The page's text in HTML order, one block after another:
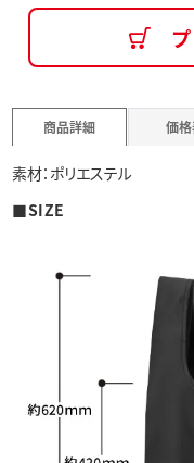
商品詳細 価
素材：ポリエステル
■SIZE